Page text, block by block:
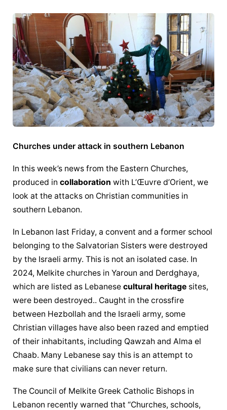
Churches under attack in southern Lebanon
In this week’s news from the Eastern Churches,
produced in collaboration with L’Œuvre d’Orient, we
look at the attacks on Christian communities in
southern Lebanon.
In Lebanon last Friday, a convent and a former school
belonging to the Salvatorian Sisters were destroyed
by the Israeli army. This is not an isolated case. In
2024, Melkite churches in Yaroun and Derdghaya,
which are listed as Lebanese cultural heritage sites,
were been destroyed.. Caught in the crossfire
between Hezbollah and the Israeli army, some
Christian villages have also been razed and emptied
of their inhabitants, including Qawzah and Alma el
Chaab. Many Lebanese say this is an attempt to
make sure that civilians can never return.
The Council of Melkite Greek Catholic Bishops in
Lebanon recently warned that “Churches, schools,